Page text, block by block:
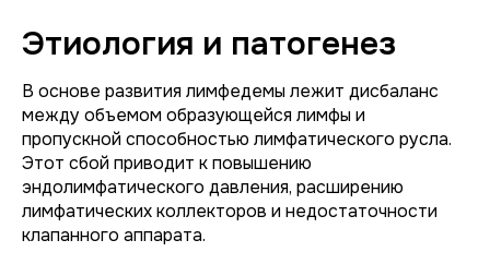
Этиология и патогенез
В основе развития лимфедемы лежит дисбаланс
между объемом образующейся лимфы и
пропускной способностью лимфатического русла.
Этот сбой приводит к повышению
эндолимфатического давления, расширению
лимфатических коллекторов и недостаточности
клапанного аппарата.